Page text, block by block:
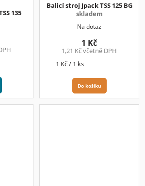
135
Balicí stroj Jpack TSS 125 BG
skladem
Na dotaz
1,21 Kč včetně DPH
1 Kč
Měrná
1 Kč / 1 ks
Do košíku